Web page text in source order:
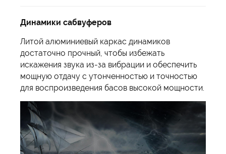
Динамики сабвуферов
Литой алюминиевый каркас динамиков
достаточно прочный, чтобы избежать
искажения звука из-за вибрации и обеспечить
мощную отдачу с утонченностью и точностью
для воспроизведения басов высокой мощности.